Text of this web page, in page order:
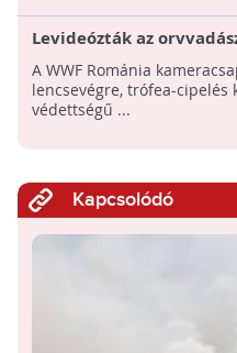
Levideózták az
A WWF Románia
lencsevégre, trófea-cipelés
védettségű ...
Kapcsolódó